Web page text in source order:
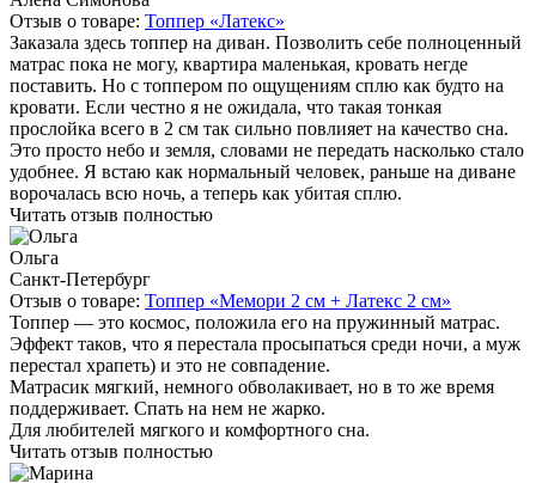
Отзыв о товаре: Топпер «Латекс»
Заказала здесь топпер на диван. Позволить себе полноценный
матрас пока не могу, квартира маленькая, кровать негде
поставить. Но с топпером по ощущениям сплю как будто на
кровати. Если честно я не ожидала, что такая тонкая
прослойка всего в 2 см так сильно повлияет на качество сна.
Это просто небо и земля, словами не передать насколько стало
удобнее. Я встаю как нормальный человек, раньше на диване
ворочалась всю ночь, а теперь как убитая сплю.
Читать отзыв полностью
Ольга
Санкт-Петербург
Отзыв о товаре: Топпер «Мемори 2 см + Латекс 2 см»
Топпер — это космос, положила его на пружинный матрас.
Эффект таков, что я перестала просыпаться среди ночи, а муж
перестал храпеть) и это не совпадение.
Матрасик мягкий, немного обволакивает, но в то же время
поддерживает. Спать на нем не жарко.
Для любителей мягкого и комфортного сна.
Читать отзыв полностью